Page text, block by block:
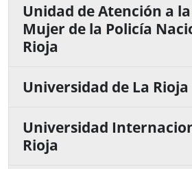
Unidad de Atención a
Mujer de la Policía
Rioja
Universidad de La Rioja
Universidad
Rioja